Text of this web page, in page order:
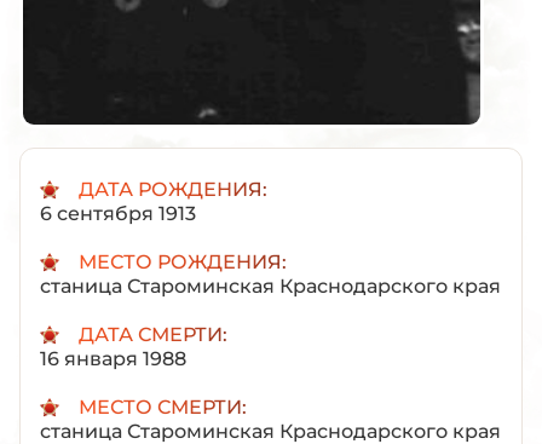
ДАТА РОЖДЕНИЯ:
6 сентября 1913
МЕСТО РОЖДЕНИЯ:
станица Староминская Краснодарского края
ДАТА СМЕРТИ:
16 января 1988
МЕСТО СМЕРТИ:
станица Староминская Краснодарского края